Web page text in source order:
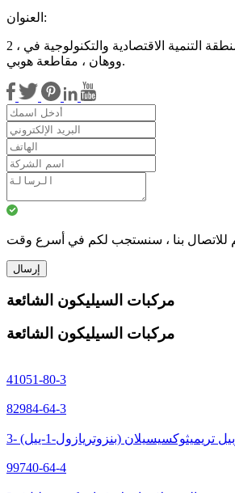
العنوان:
2 ، شارع دونغ فينغ ، منطقة التنمية الاقتصادية والتكنولوجية في
ووهان ، مقاطعة هوبي.
للاتصال بنا ، سنستجب لكم في أسرع وقت
إرسال
مركبات السيليكون الشائعة
مركبات السيليكون الشائعة
41051-80-3
82984-64-3
1-ييل) بروبيل تريميثوكسيسيلان
99740-64-4